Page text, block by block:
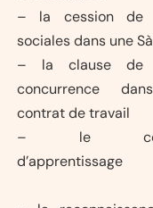
– la cession de
sociales dans une
– la clause de
concurrence
contrat de travail
– le
d’apprentissage